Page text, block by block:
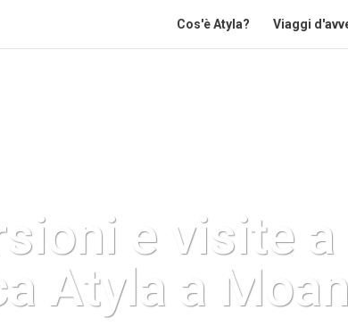
Cos'è Atyla? Viaggi
e visite
Atyla a